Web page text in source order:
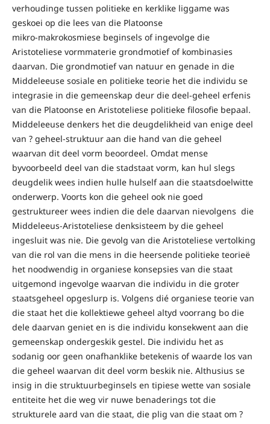
verhoudinge tussen politieke en kerklike liggame was
geskoei op die lees van die Platoonse
mikro-makrokosmiese beginsels of ingevolge die
Aristoteliese vormmaterie grondmotief of kombinasies
daarvan. Die grondmotief van natuur en genade in die
Middeleeuse sosiale en politieke teorie het die individu se
integrasie in die gemeenskap deur die deel-geheel erfenis
van die Platoonse en Aristoteliese politieke filosofie bepaal.
Middeleeuse denkers het die deugdelikheid van enige deel
van ? geheel-struktuur aan die hand van die geheel
waarvan dit deel vorm beoordeel. Omdat mense
byvoorbeeld deel van die stadstaat vorm, kan hul slegs
deugdelik wees indien hulle hulself aan die staatsdoelwitte
onderwerp. Voorts kon die geheel ook nie goed
gestruktureer wees indien die dele daarvan nievolgens die
Middeleeus-Aristoteliese denksisteem by die geheel
ingesluit was nie. Die gevolg van die Aristoteliese vertolking
van die rol van die mens in die heersende politieke teorieë
het noodwendig in organiese konsepsies van die staat
uitgemond ingevolge waarvan die individu in die groter
staatsgeheel opgeslurp is. Volgens dié organiese teorie van
die staat het die kollektiewe geheel altyd voorrang bo die
dele daarvan geniet en is die individu konsekwent aan die
gemeenskap ondergeskik gestel. Die individu het as
sodanig oor geen onafhanklike betekenis of waarde los van
die geheel waarvan dit deel vorm beskik nie. Althusius se
insig in die struktuurbeginsels en tipiese wette van sosiale
entiteite het die weg vir nuwe benaderings tot die
strukturele aard van die staat, die plig van die staat om ?